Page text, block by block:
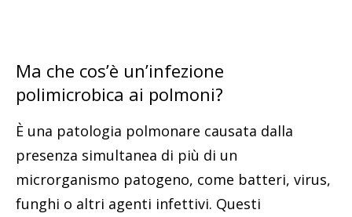
Ma che cos’è un’infezione
polimicrobica ai polmoni?
È una patologia polmonare causata dalla
presenza simultanea di più di un
microrganismo patogeno, come batteri, virus,
funghi o altri agenti infettivi. Questi